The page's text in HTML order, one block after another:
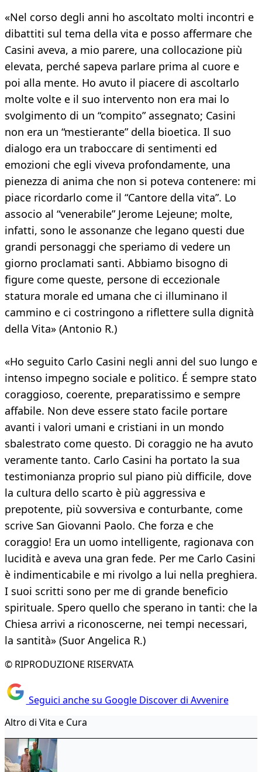
«Nel corso degli anni ho ascoltato molti incontri e
dibattiti sul tema della vita e posso affermare che
Casini aveva, a mio parere, una collocazione più
elevata, perché sapeva parlare prima al cuore e
poi alla mente. Ho avuto il piacere di ascoltarlo
molte volte e il suo intervento non era mai lo
svolgimento di un “compito” assegnato; Casini
non era un “mestierante” della bioetica. Il suo
dialogo era un traboccare di sentimenti ed
emozioni che egli viveva profondamente, una
pienezza di anima che non si poteva contenere: mi
piace ricordarlo come il “Cantore della vita”. Lo
associo al “venerabile” Jerome Lejeune; molte,
infatti, sono le assonanze che legano questi due
grandi personaggi che speriamo di vedere un
giorno proclamati santi. Abbiamo bisogno di
figure come queste, persone di eccezionale
statura morale ed umana che ci illuminano il
cammino e ci costringono a riflettere sulla dignità
della Vita» (Antonio R.)
«Ho seguito Carlo Casini negli anni del suo lungo e
intenso impegno sociale e politico. É sempre stato
coraggioso, coerente, preparatissimo e sempre
affabile. Non deve essere stato facile portare
avanti i valori umani e cristiani in un mondo
sbalestrato come questo. Di coraggio ne ha avuto
veramente tanto. Carlo Casini ha portato la sua
testimonianza proprio sul piano più difficile, dove
la cultura dello scarto è più aggressiva e
prepotente, più sovversiva e conturbante, come
scrive San Giovanni Paolo. Che forza e che
coraggio! Era un uomo intelligente, ragionava con
lucidità e aveva una gran fede. Per me Carlo Casini
è indimenticabile e mi rivolgo a lui nella preghiera.
I suoi scritti sono per me di grande beneficio
spirituale. Spero quello che sperano in tanti: che la
Chiesa arrivi a riconoscerne, nei tempi necessari,
la santità» (Suor Angelica R.)
© RIPRODUZIONE RISERVATA
Seguici anche su Google Discover di Avvenire
Altro di Vita e Cura